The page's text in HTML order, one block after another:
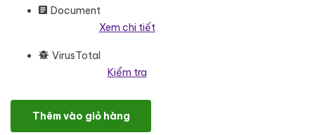
Document
Xem chi tiết
VirusTotal
Kiểm tra
Kidsa - Kindergarten & School WordPress Theme số lượng
Thêm vào giỏ hàng